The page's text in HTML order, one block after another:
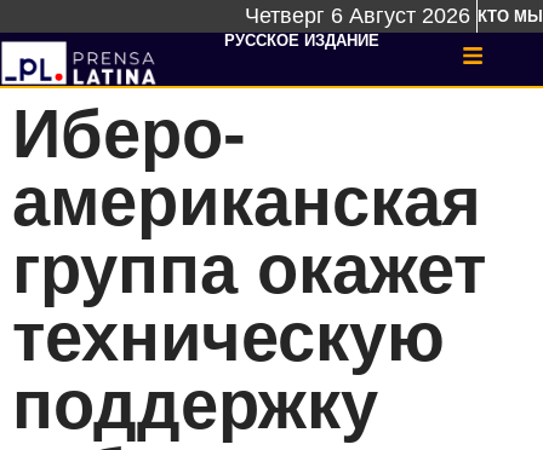
Четверг 6 Август 2026 КТО МЫ
РУССКОЕ ИЗДАНИЕ
Иберо-
американская
группа окажет
техническую
поддержку